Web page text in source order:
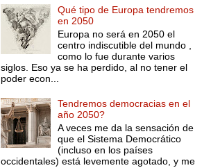
Qué tipo de Europa tendremos
en 2050
Europa no será en 2050 el
centro indiscutible del mundo ,
como lo fue durante varios
siglos. Eso ya se ha perdido, al no tener el
poder econ...
Tendremos democracias en el
año 2050?
A veces me da la sensación de
que el Sistema Democrático
(incluso en los países
occidentales) está levemente agotado, y me